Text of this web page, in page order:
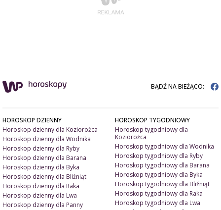
BĄDŹ NA BIEŻĄCO:
HOROSKOP DZIENNY
Horoskop dzienny dla Koziorożca
Horoskop dzienny dla Wodnika
Horoskop dzienny dla Ryby
Horoskop dzienny dla Barana
Horoskop dzienny dla Byka
Horoskop dzienny dla Bliźniąt
Horoskop dzienny dla Raka
Horoskop dzienny dla Lwa
Horoskop dzienny dla Panny
HOROSKOP TYGODNIOWY
Horoskop tygodniowy dla
Koziorożca
Horoskop tygodniowy dla Wodnika
Horoskop tygodniowy dla Ryby
Horoskop tygodniowy dla Barana
Horoskop tygodniowy dla Byka
Horoskop tygodniowy dla Bliźniąt
Horoskop tygodniowy dla Raka
Horoskop tygodniowy dla Lwa